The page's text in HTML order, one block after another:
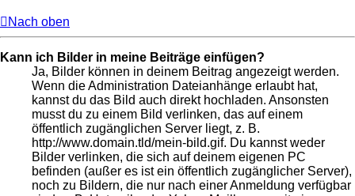
Nach oben
Kann ich Bilder in meine Beiträge einfügen?
Ja, Bilder können in deinem Beitrag angezeigt werden.
Wenn die Administration Dateianhänge erlaubt hat,
kannst du das Bild auch direkt hochladen. Ansonsten
musst du zu einem Bild verlinken, das auf einem
öffentlich zugänglichen Server liegt, z. B.
http://www.domain.tld/mein-bild.gif. Du kannst weder
Bilder verlinken, die sich auf deinem eigenen PC
befinden (außer es ist ein öffentlich zugänglicher Server),
noch zu Bildern, die nur nach einer Anmeldung verfügbar